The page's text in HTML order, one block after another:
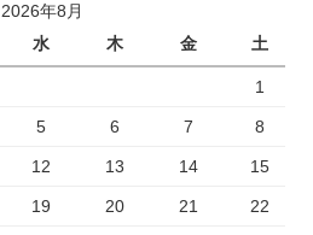
2026年8月
水 木 金 土
1
5 6 7 8
12 13 14 15
19 20 21 22